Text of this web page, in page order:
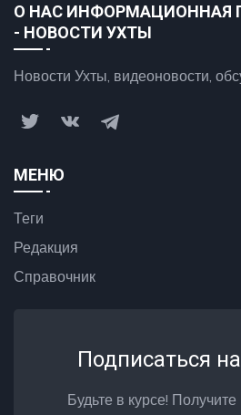
О НАС ИНФОРМАЦИОННАЯ
- НОВОСТИ УХТЫ
Новости Ухты, видеоновости,
МЕНЮ
Теги
Редакция
Справочник
Подписаться
Будьте в курсе!